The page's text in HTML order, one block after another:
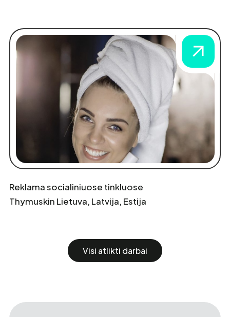
Reklama socialiniuose tinkluose
Thymuskin Lietuva, Latvija, Estija
Visi atlikti darbai